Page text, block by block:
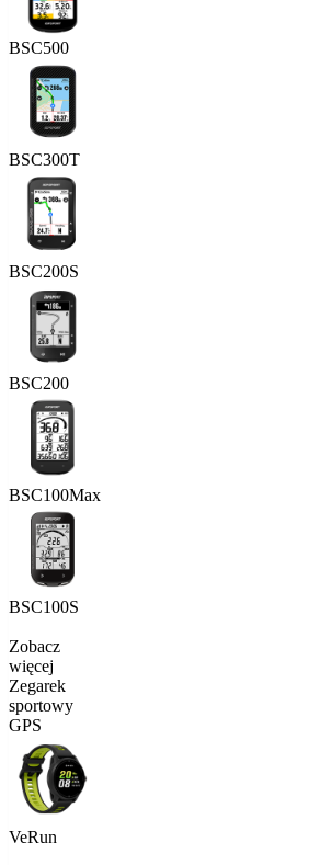
BSC500
BSC300T
BSC200S
BSC200
BSC100Max
BSC100S
Zobacz
więcej
Zegarek
sportowy
GPS
VeRun